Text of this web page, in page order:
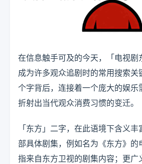
在信息触手可及的今天，「电视剧
成为许多观众追剧时的常用搜索关
个字背后，连接着一个庞大的娱乐
折射出当代观众消费习惯的变迁。
「东方」二字，在此语境下含义
部具体剧集，例如名为《东方》的
指来自东方卫视的剧集内容；更广